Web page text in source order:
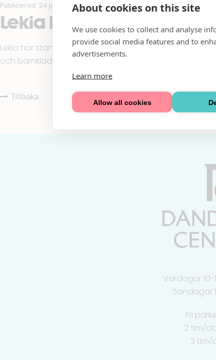
About cookies on this site
We use cookies to collect and analyse
provide social media features and to
advertisements.
Learn more
Allow all cookies
Publicerad: 24 jun 2024
Lekia har stängt
Lekia har stängt butiken (20/6), och vi hänvisar till
och barnkläder mm. En ny hyresgäst öppnar i deras
Tillbaka
Vardagar 10-
Söndagar
Fri
2 tim/
3 tim/